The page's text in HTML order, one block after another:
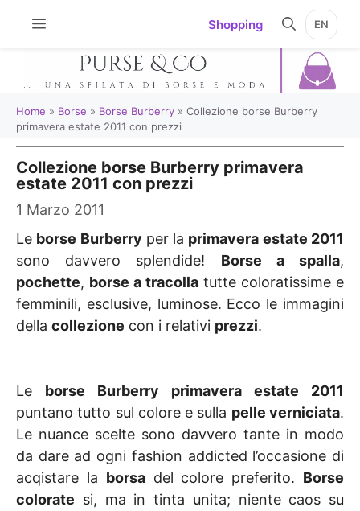
Shopping EN
Home » Borse » Borse Burberry » Collezione borse Burberry
primavera estate 2011 con prezzi
Collezione borse Burberry primavera
estate 2011 con prezzi
1 Marzo 2011
Le borse Burberry per la primavera estate 2011
sono davvero splendide! Borse a spalla,
pochette, borse a tracolla tutte coloratissime e
femminili, esclusive, luminose. Ecco le immagini
della collezione con i relativi prezzi.
Le borse Burberry primavera estate 2011
puntano tutto sul colore e sulla pelle verniciata.
Le nuance scelte sono davvero tante in modo
da dare ad ogni fashion addicted l’occasione di
acqistare la borsadel colore preferito. Borse
colorate si, ma in tinta unita; niente caos su